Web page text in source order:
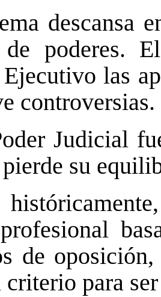
descansa
poderes. El
las
controversias.
Judicial
pierde su
de
para